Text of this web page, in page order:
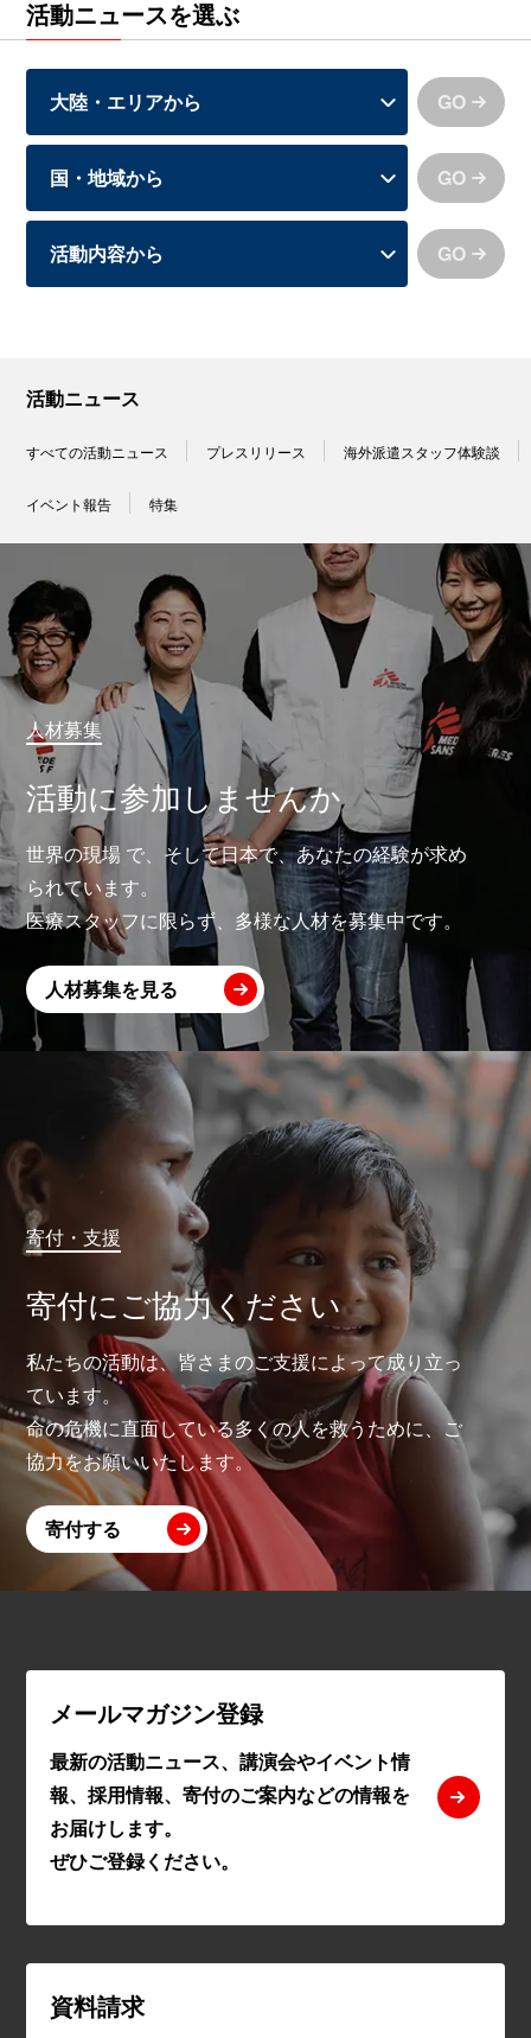
活動ニュースを選ぶ
GO
GO
GO
活動ニュース
すべての活動ニュース プレスリリース 海外派遣スタッフ体験談
イベント報告 特集
人材募集
活動に参加しませんか
世界の現場 で、そして日本で、あなたの経験が求め
られています。
医療スタッフに限らず、多様な人材を募集中です。
人材募集を見る
寄付・支援
寄付にご協力ください
私たちの活動は、皆さまのご支援によって成り立っ
ています。
命の危機に直面している多くの人を救うために、ご
協力をお願いいたします。
寄付する
メールマガジン登録
最新の活動ニュース、講演会やイベント情
報、採用情報、寄付のご案内などの情報を
お届けします。
ぜひご登録ください。
資料請求